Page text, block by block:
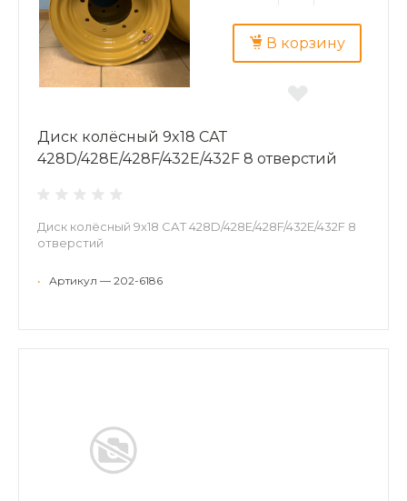
В корзину
Диск колёсный 9x18 САТ
428D/428E/428F/432E/432F 8 отверстий
Диск колёсный 9x18 САТ 428D/428E/428F/432E/432F 8
отверстий
• Артикул — 202-6186